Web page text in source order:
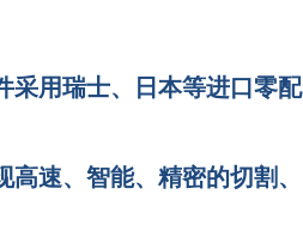
用瑞士、日本等进口零配
速、智能、精密的切割、